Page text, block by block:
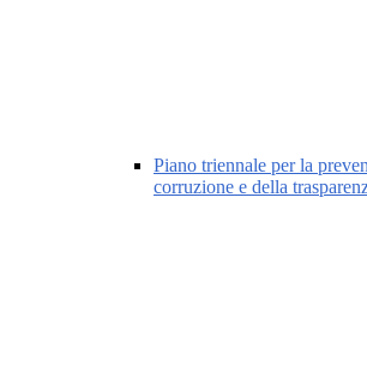
Piano triennale per la
corruzione e della